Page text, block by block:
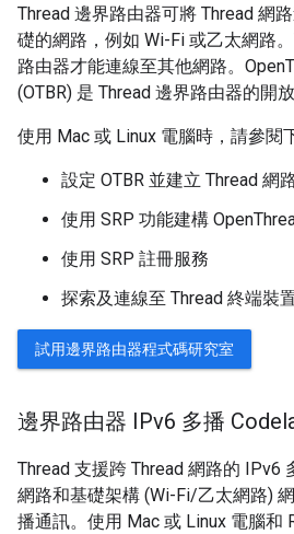
Thread 邊界路由器可將 Thread 網
礎的網路，例如 Wi-Fi 或乙太網路
路由器才能連線至其他網路。
(OTBR) 是 Thread 邊界路由器的開
使用 Mac 或 Linux 電腦時，請參閱
設定 OTBR 並建立 Thread 網
使用 SRP 功能建構
使用 SRP 註冊服務
探索及連線至 Thread 終端裝
試用邊界路由器程式碼研究室
邊界路由器 IPv6 多播
Thread 支援跨 Thread 網路的 IPv6
網路和基礎架構 (Wi-Fi/乙太網路)
播通訊。使用 Mac 或 Linux 電腦和